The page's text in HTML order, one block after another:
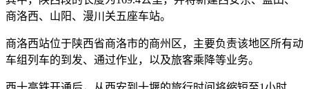
商洛西、山阳、漫川关五座车站。
商洛西站位于陕西省商洛市的商州区，主要负责该地区所有动
车组列车的到发、通过作业，以及旅客乘降等业务。